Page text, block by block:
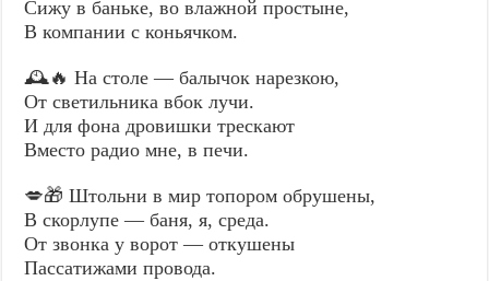
Сижу в баньке, во влажной простыне,
В компании с коньячком.
🕰️🔥 На столе — балычок нарезкою,
От светильника вбок лучи.
И для фона дровишки трескают
Вместо радио мне, в печи.
💋🎁 Штольни в мир топором обрушены,
В скорлупе — баня, я, среда.
От звонка у ворот — откушены
Пассатижами провода.